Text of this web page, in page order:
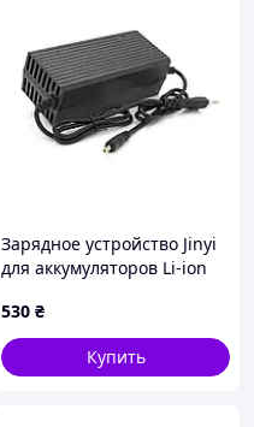
Зарядное устройство Jinyi
для аккумуляторов Li-ion
5,5, с индикацией,BOX
530 ₴
Купить